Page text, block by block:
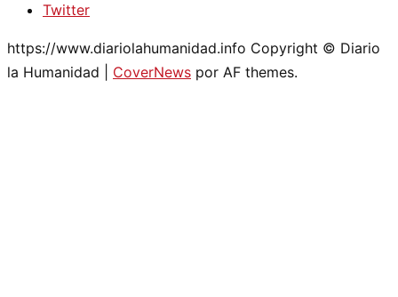
Twitter
https://www.diariolahumanidad.info Copyright © Diario
la Humanidad
CoverNews por AF themes.